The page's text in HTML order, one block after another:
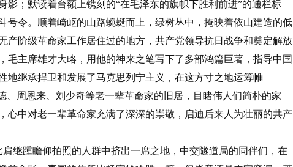
影；默读着台额上镌刻的“在毛泽东的旗帜下胜利前进”的通栏标
号令。顺着崎岖的山路蜿蜒而上，绿树丛中，掩映着依山建造的低
产阶级革命家工作居住过的地方，共产党领导抗日战争和奠定解放
毛主席雄才大略，用他的神来之笔写下了多部鸿篇巨著，指导中国
地继承捍卫和发展了马克思列宁主义，在这方寸之地运筹帷
、周恩来、刘少奇等老一辈革命家的旧居，目睹伟人们简朴的家
心中对老一辈革命家充满了深深的崇敬，启迪后来人为壮丽的共产
继踵瞻仰拍照的人群中挤出一席之地，中交隧道局的同伴们，在